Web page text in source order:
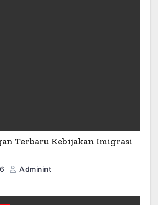
Terbaru Kebijakan Imigrasi
Adminint